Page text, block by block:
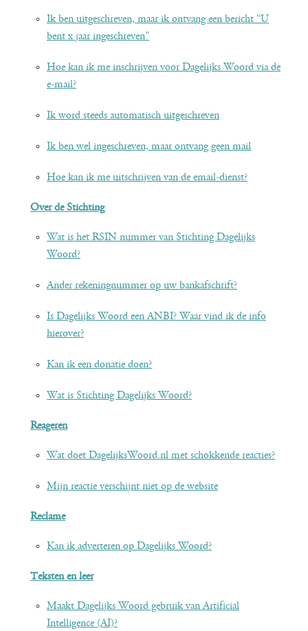
Ik ben uitgeschreven, maar ik ontvang een bericht “U
bent x jaar ingeschreven”
Hoe kan ik me inschrijven voor Dagelijks Woord via de
e-mail?
Ik word steeds automatisch uitgeschreven
Ik ben wel ingeschreven, maar ontvang geen mail
Hoe kan ik me uitschrijven van de email-dienst?
Over de Stichting
Wat is het RSIN nummer van Stichting Dagelijks
Woord?
Ander rekeningnummer op uw bankafschrift?
Is Dagelijks Woord een ANBI? Waar vind ik de info
hierover?
Kan ik een donatie doen?
Wat is Stichting Dagelijks Woord?
Reageren
Wat doet DagelijksWoord.nl met schokkende reacties?
Mijn reactie verschijnt niet op de website
Reclame
Kan ik adverteren op Dagelijks Woord?
Teksten en leer
Maakt Dagelijks Woord gebruik van Artificial
Intelligence (AI)?